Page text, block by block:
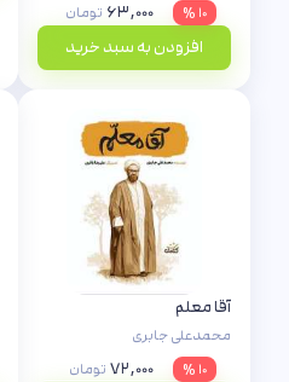
۱۰ %
۶۳,۰۰۰ تومان
افزودن به سبد خرید
آقا معلم
محمدعلی جابری
۱۰ %
۷۲,۰۰۰ تومان